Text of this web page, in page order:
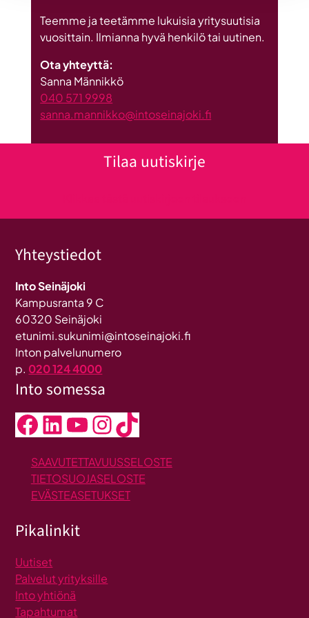
Teemme ja teetämme lukuisia yritysuutisia
vuosittain. Ilmianna hyvä henkilö tai uutinen.
Ota yhteyttä:
Sanna Männikkö
040 571 9998
sanna.mannikko@intoseinajoki.fi
Tilaa uutiskirje
Yhteystiedot
Into Seinäjoki
Kampusranta 9 C
60320 Seinäjoki
etunimi.sukunimi@intoseinajoki.fi
Inton palvelunumero
p. 020 124 4000
Into somessa
Facebook LinkedIn YouTube InstagramTikTok
SAAVUTETTAVUUSSELOSTE
TIETOSUOJASELOSTE
EVÄSTEASETUKSET
Pikalinkit
Uutiset
Palvelut yrityksille
Into yhtiönä
Tapahtumat